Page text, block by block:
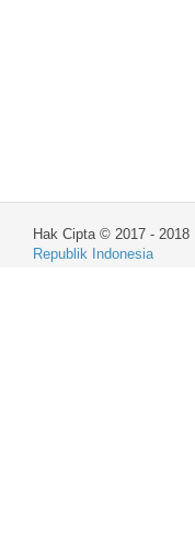
Hak Cipta © 2017 - 2018
Republik Indonesia